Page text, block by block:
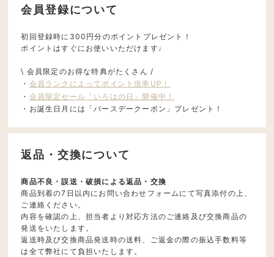
会員登録について
初回登録時に300円分のポイントプレゼント！
ポイントはすぐにお使いいただけます♩
\ 会員限定のお得な特典がたくさん /
・ 会員ランクによってポイント倍率UP！
・ 会員限定セール「いろはの日」開催中！
・お誕生日月には「バースデークーポン」プレゼント！
返品・交換について
商品不良・誤送・破損による返品・交換
商品到着の7日以内にお問い合わせフォームにて写真添付の上、
ご連絡ください。
内容を確認の上、担当者より対応方法のご連絡及び交換商品の
発送をいたします。
返送時及び交換商品発送時の送料、ご返金の際の振込手数料等
は全て弊社にて負担いたします。